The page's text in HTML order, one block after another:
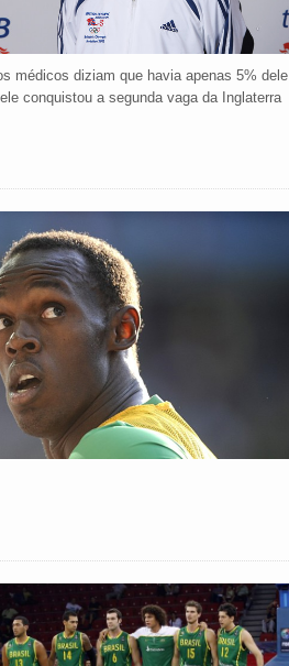
médicos diziam que havia apenas 5% dele
conquistou a segunda vaga da Inglaterra